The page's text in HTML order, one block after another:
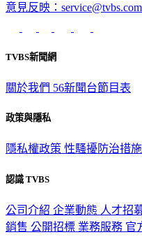
意見反映：
TVBS新聞網
關於我們 56新聞台節目表
政策與隱私
隱私權政策 性騷擾防治措施
認識 TVBS
公司介紹 企業動態 人才招
銷售 公開招標 業務服務 官